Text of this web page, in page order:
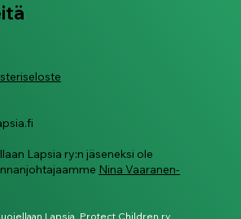
Lapsia ry:n jäseneksi ole
Nina Vaaranen-
Lapsia, Protect Children ry.